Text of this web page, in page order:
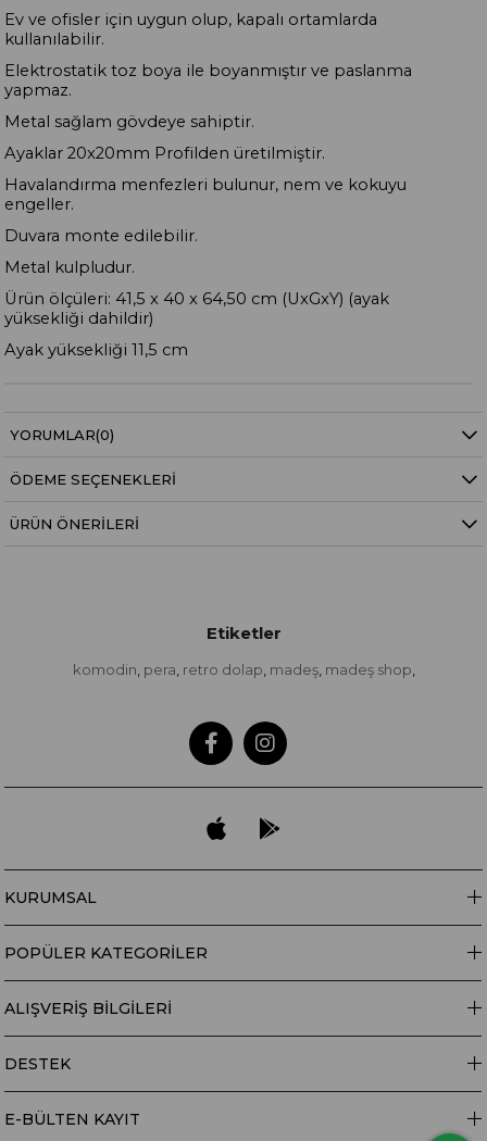
Ev ve ofisler için uygun olup, kapalı ortamlarda
kullanılabilir.
Elektrostatik toz boya ile boyanmıştır ve paslanma
yapmaz.
Metal sağlam gövdeye sahiptir.
Ayaklar 20x20mm Profilden üretilmiştir.
Havalandırma menfezleri bulunur, nem ve kokuyu
engeller.
Duvara monte edilebilir.
Metal kulpludur.
Ürün ölçüleri: 41,5 x 40 x 64,50 cm (UxGxY) (ayak
yüksekliği dahildir)
Ayak yüksekliği 11,5 cm
YORUMLAR(0)
ÖDEME SEÇENEKLERI
ÜRÜN ÖNERILERI
Etiketler
komodin, pera, retro dolap, madeş, madeş shop,
KURUMSAL
POPÜLER KATEGORİLER
ALIŞVERİŞ BİLGİLERİ
DESTEK
E-BÜLTEN KAYIT